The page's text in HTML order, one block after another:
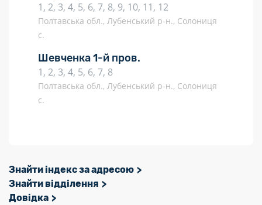
1, 2, 3, 4, 5, 6, 7, 8, 9, 10, 11, 12
Полтавська обл., Лубенський р-н., Солониця
с.
Шевченка 1-й пров.
1, 2, 3, 4, 5, 6, 7, 8
Полтавська обл., Лубенський р-н., Солониця
с.
Знайти індекс за адресою
Знайти відділення
Довідка